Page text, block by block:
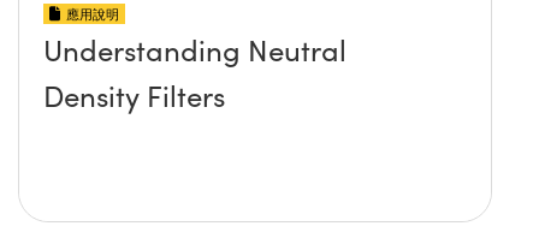
應用說明
Understanding Neutral
Density Filters